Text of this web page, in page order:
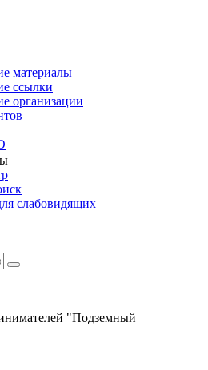
материалы
ссылки
организации
слабовидящих
"Подземный